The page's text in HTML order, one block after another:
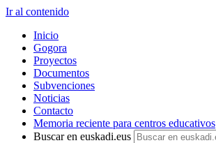
Ir al contenido
Inicio
Gogora
Proyectos
Documentos
Subvenciones
Noticias
Contacto
Memoria reciente para centros educativos
Buscar en euskadi.eus